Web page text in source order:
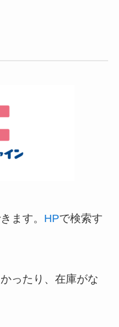
ます。 HPで検索す
ったり、在庫がな